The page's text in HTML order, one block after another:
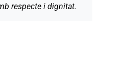
respecte i dignitat.